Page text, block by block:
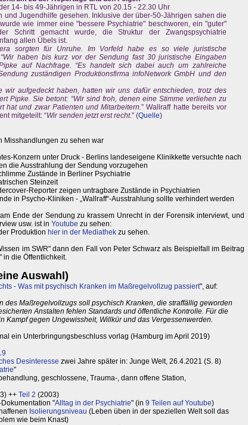
14- bis 49-Jährigen in RTL von 20.15 - 22.30 Uhr
und Jugendhilfe gesehen. Inklusive der über-50-Jährigen sahen die
wie immer eine "bessere Psychiatrie" beschworen, ein "guter"
Schritt gemacht wurde, die Struktur der Zwangspsychiatrie
allen Übels ist.
sorgten für Unruhe. Im Vorfeld habe es so viele juristische
haben bis kurz vor der Sendung fast 30 juristische Eingaben
auf Nachfrage. “Es handelt sich dabei auch um zahlreiche
zuständigen Produktionsfirma infoNetwork GmbH und den
wir aufgedeckt haben, hatten wir uns dafür entschieden, trotz des
Pipke. Sie betont: “Wir sind froh, denen eine Stimme verliehen zu
hat und zwar Patienten und Mitarbeitern.” Wallraff hatte bereits vor
mitgeteilt: “Wir senden jetzt erst recht.” (Quelle)
Misshandlungen zu sehen war
Konzern unter Druck - Berlins landeseigene Klinikkette versuchte nach
die Ausstrahlung der Sendung vorzugehen
Zustände in Berliner Psychiatrie
Steinzeit
Reporter zeigen untragbare Zustände in Psychiatrien
in Psycho-Kliniken - „Wallraff“-Ausstrahlung sollte verhindert werden
Ende der Sendung zu krassem Unrecht in der Forensik interviewt, und
usw. ist in Youtube zu sehen:
Produktion hier in der Mediathek zu sehen.
im SWR" dann den Fall von Peter Schwarz als Beispielfall im Beitrag
" in die Öffentlichkeit.
Auswahl)
- Was mit psychisch Kranken im Maßregelvollzug passiert", auf:
des Maßregelvollzugs soll psychisch Kranken, die straffällig geworden
Anstalten fehlen Standards und öffentliche Kontrolle. Für die
Kampf gegen Ungewissheit, Willkür und das Vergessenwerden.
ein Unterbringungsbeschluss vorlag (Hamburg im April 2019)
Desinteresse zwei Jahre später in: Junge Welt, 26.4.2021 (S. 8)
"
geschlossene, Trauma-, dann offene Station,
++ Teil 2 (2003)
"Alltag in der Psychiatrie" (in 9 Teilen auf Youtube)
Isolierungsniveau (Leben üben in der speziellen Welt soll das
wie beim Knast)